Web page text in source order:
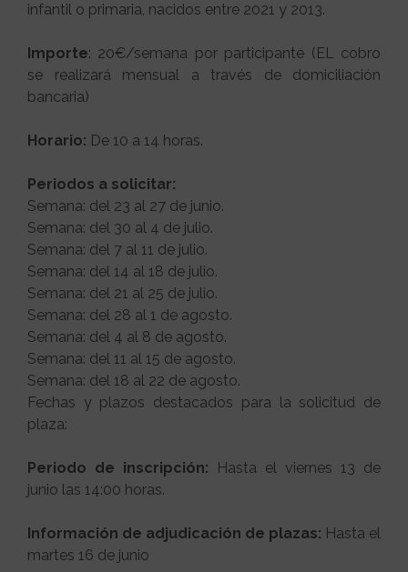
infantil o primaria, nacidos entre 2021 y 2013.
Importe: 20€/semana por participante (EL cobro
se realizará mensual a través de domiciliación
bancaria)
Horario: De 10 a 14 horas.
Periodos a solicitar:
Semana: del 23 al 27 de junio.
Semana: del 30 al 4 de julio.
Semana: del 7 al 11 de julio.
Semana: del 14 al 18 de julio.
Semana: del 21 al 25 de julio.
Semana: del 28 al 1 de agosto.
Semana: del 4 al 8 de agosto.
Semana: del 11 al 15 de agosto.
Semana: del 18 al 22 de agosto.
Fechas y plazos destacados para la solicitud de
plaza:
Periodo de inscripción:
Hasta el viernes 13 de
junio las 14:00 horas.
Información de adjudicación de plazas: Hasta el
martes 16 de junio